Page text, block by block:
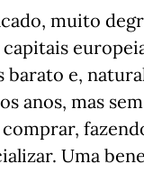
muito
e,
anos, mas
Uma